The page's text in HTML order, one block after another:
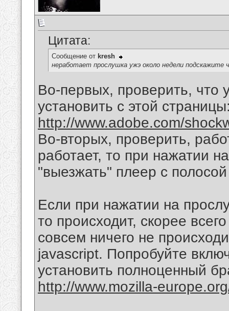
Цитата:
Сообщение от kresh
неработает прослушка ужэ около недели подскажите
Во-первых, проверить, что
установить с этой
http://www.adobe.com/
Во-вторых, проверить,
работает, то при нажатии
"выезжать" плеер с
Если при нажатии на
то происходит, скорее
совсем ничего не
javascript. Попробуйте
установить полноценный
http://www.mozilla-